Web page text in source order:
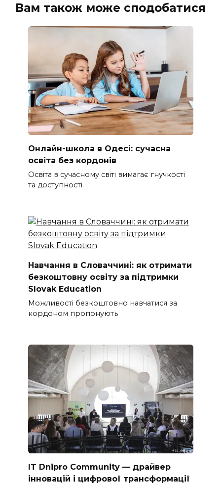
Вам також може сподобатися
Онлайн-школа в Одесі: сучасна
освіта без кордонів
Освіта в сучасному світі вимагає гнучкості
та доступності.
Навчання в Словаччині: як отримати
безкоштовну освіту за підтримки
Slovak Education
Можливості безкоштовно навчатися за
кордоном пропонують
IT Dnipro Community — драйвер
інновацій і цифрової трансформації